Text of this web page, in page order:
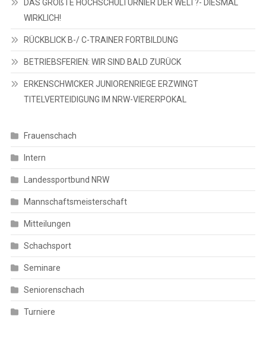
DAS GRÖßTE HOCHSCHULTURNIER DER WELT?- DIESMAL
WIRKLICH!
RÜCKBLICK B-/ C-TRAINER FORTBILDUNG
BETRIEBSFERIEN: WIR SIND BALD ZURÜCK
ERKENSCHWICKER JUNIORENRIEGE ERZWINGT
TITELVERTEIDIGUNG IM NRW-VIERERPOKAL
Frauenschach
Intern
Landessportbund NRW
Mannschaftsmeisterschaft
Mitteilungen
Schachsport
Seminare
Seniorenschach
Turniere